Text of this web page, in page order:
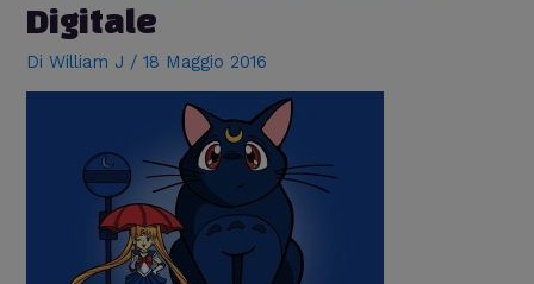
Digitale
DiWilliam J /18 Maggio 2016